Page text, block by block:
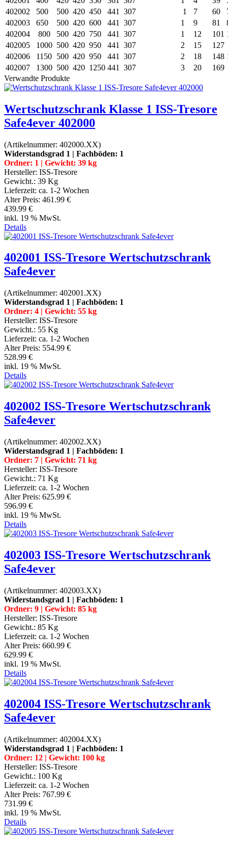
402002
500 500 420 450 441 307 1 7 60
402003
650 500 420 600 441 307 1 9 81
402004
800 500 420 750 441 307 1 12 101
402005
1000 500 420 950 441 307 2 15 127
402006
1150 500 420 950 441 307 2 18 148
402007
1300 500 420 1250 441 307 3 20 169
Verwandte Produkte
Wertschutzschrank Klasse 1 ISS-Tresore
Safe4ever 402000
(Artikelnummer: 402000.XX)
Widerstandsgrad 1 | Fachböden: 1
Ordner: 1 | Gewicht: 39 kg
Hersteller: ISS-Tresore
Gewicht.: 39 Kg
Lieferzeit: ca. 1-2 Wochen
Alter Preis: 461.99 €
439.99 €
inkl. 19 % MwSt.
Details
402001 ISS-Tresore Wertschutzschrank
Safe4ever
(Artikelnummer: 402001.XX)
Widerstandsgrad 1 | Fachböden: 1
Ordner: 4 | Gewicht: 55 kg
Hersteller: ISS-Tresore
Gewicht.: 55 Kg
Lieferzeit: ca. 1-2 Wochen
Alter Preis: 554.99 €
528.99 €
inkl. 19 % MwSt.
Details
402002 ISS-Tresore Wertschutzschrank
Safe4ever
(Artikelnummer: 402002.XX)
Widerstandsgrad 1 | Fachböden: 1
Ordner: 7 | Gewicht: 71 kg
Hersteller: ISS-Tresore
Gewicht.: 71 Kg
Lieferzeit: ca. 1-2 Wochen
Alter Preis: 625.99 €
596.99 €
inkl. 19 % MwSt.
Details
402003 ISS-Tresore Wertschutzschrank
Safe4ever
(Artikelnummer: 402003.XX)
Widerstandsgrad 1 | Fachböden: 1
Ordner: 9 | Gewicht: 85 kg
Hersteller: ISS-Tresore
Gewicht.: 85 Kg
Lieferzeit: ca. 1-2 Wochen
Alter Preis: 660.99 €
629.99 €
inkl. 19 % MwSt.
Details
402004 ISS-Tresore Wertschutzschrank
Safe4ever
(Artikelnummer: 402004.XX)
Widerstandsgrad 1 | Fachböden: 1
Ordner: 12 | Gewicht: 100 kg
Hersteller: ISS-Tresore
Gewicht.: 100 Kg
Lieferzeit: ca. 1-2 Wochen
Alter Preis: 767.99 €
731.99 €
inkl. 19 % MwSt.
Details